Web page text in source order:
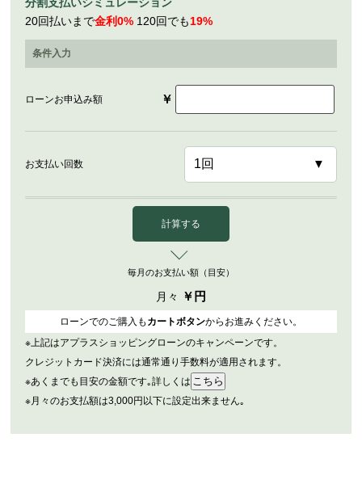
分割支払いシミュレーション
20回払いまで金利0% 120回でも19%
条件入力
ローンお申込み額 ￥
お支払い回数
計算する
毎月のお支払い額（目安）
月々 ￥ 円
ローンでのご購入も カートボタンからお進みください。
※上記はアプラスショッピングローンのキャンペーンです。
クレジットカード決済には通常通り手数料が適用されます。
※あくまでも目安の金額です｡詳しくは
※月々のお支払額は3,000円以下に設定出来ません｡